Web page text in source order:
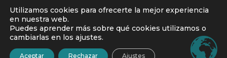
acamposa@traxslp.com
©Diseñado por
Grupo iNova.| © 2002 – 2025 Técnicos Reunidos
Andalucía Extremadura.
Utilizamos cookies para ofrecerte la mejor experiencia
en nuestra web.
Puedes aprender más sobre qué cookies utilizamos o
cambiarlas en los ajustes.
Aceptar Rechazar Ajustes